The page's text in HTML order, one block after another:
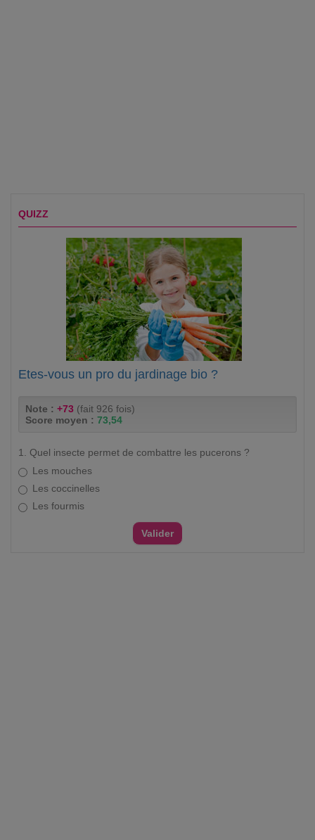
QUIZZ
Etes-vous un pro du jardinage bio ?
Note : +73 (fait 926 fois)
Score moyen : 73,54
1. Quel insecte permet de combattre les pucerons ?
Les mouches
Les coccinelles
Les fourmis